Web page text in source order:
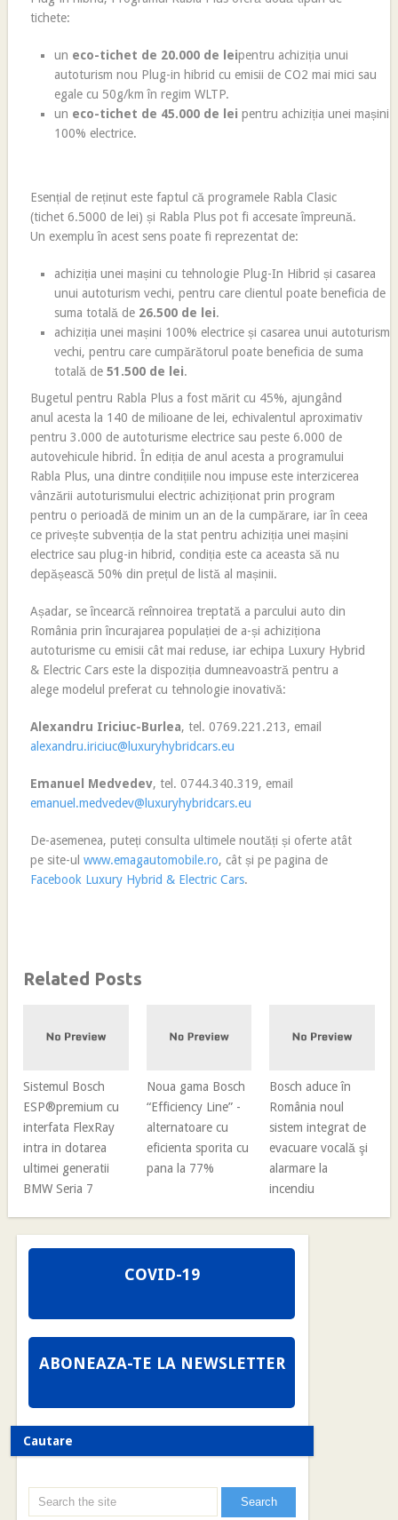
tichete:
un eco-tichet de 20.000 de leipentru achiziția unui
autoturism nou Plug-in hibrid cu emisii de CO2 mai mici sau
egale cu 50g/km în regim WLTP.
un eco-tichet de 45.000 de lei pentru achiziția unei mașini
100% electrice.
Esențial de reținut este faptul că programele Rabla Clasic
(tichet 6.5000 de lei) și Rabla Plus pot fi accesate împreună.
Un exemplu în acest sens poate fi reprezentat de:
achiziția unei mașini cu tehnologie Plug-In Hibrid și casarea
unui autoturism vechi, pentru care clientul poate beneficia de
suma totală de 26.500 de lei.
achiziția unei mașini 100% electrice și casarea unui autoturism
vechi, pentru care cumpărătorul poate beneficia de suma
totală de 51.500 de lei.
Bugetul pentru Rabla Plus a fost mărit cu 45%, ajungând
anul acesta la 140 de milioane de lei, echivalentul aproximativ
pentru 3.000 de autoturisme electrice sau peste 6.000 de
autovehicule hibrid. În ediția de anul acesta a programului
Rabla Plus, una dintre condițiile nou impuse este interzicerea
vânzării autoturismului electric achiziționat prin program
pentru o perioadă de minim un an de la cumpărare, iar în ceea
ce privește subvenția de la stat pentru achiziția unei mașini
electrice sau plug-in hibrid, condiția este ca aceasta să nu
depășească 50% din prețul de listă al mașinii.
Așadar, se încearcă reînnoirea treptată a parcului auto din
România prin încurajarea populației de a-și achiziționa
autoturisme cu emisii cât mai reduse, iar echipa Luxury Hybrid
& Electric Cars este la dispoziția dumneavoastră pentru a
alege modelul preferat cu tehnologie inovativă:
Alexandru Iriciuc-Burlea, tel. 0769.221.213, email
alexandru.iriciuc@luxuryhybridcars.eu
Emanuel Medvedev, tel. 0744.340.319, email
emanuel.medvedev@luxuryhybridcars.eu
De-asemenea, puteți consulta ultimele noutăți și oferte atât
pe site-ul www.emagautomobile.ro, cât și pe pagina de
Facebook Luxury Hybrid & Electric Cars.
Related Posts
Sistemul Bosch
ESP®premium cu
interfata FlexRay
intra in dotarea
ultimei generatii
BMW Seria 7
Noua gama Bosch
“Efficiency Line” -
alternatoare cu
eficienta sporita cu
pana la 77%
Bosch aduce în
România noul
sistem integrat de
evacuare vocală şi
alarmare la
incendiu
COVID-19
ABONEAZA-TE LA NEWSLETTER
Cautare